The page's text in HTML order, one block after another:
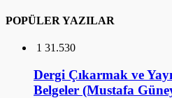
POPÜLER YAZILAR
1 31.530
Dergi Çıkarmak ve
Belgeler (Mustafa